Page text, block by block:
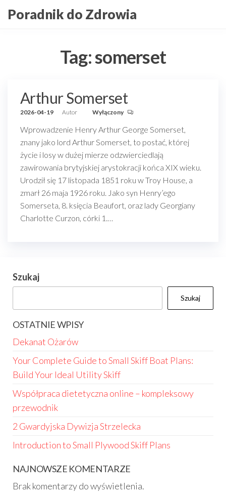
doPoradnik do Zdrowia
Tag:somerset
Arthur Somerset
2026-04-19 Autor Wyłączony
Wprowadzenie Henry Arthur George Somerset,
znany jako lord Arthur Somerset, to postać, której
życie i losy w dużej mierze odzwierciedlają
zawirowania brytyjskiej arystokracji końca XIX wieku.
Urodził się 17 listopada 1851 roku w Troy House, a
zmarł 26 maja 1926 roku. Jako syn Henry’ego
Somerseta, 8. księcia Beaufort, oraz lady Georgiany
Charlotte Curzon, córki 1.…
Szukaj
Szukaj
OSTATNIE WPISY
Dekanat Ożarów
Your Complete Guide to Small Skiff Boat Plans:
Build Your Ideal Utility Skiff
Współpraca dietetyczna online – kompleksowy
przewodnik
2 Gwardyjska Dywizja Strzelecka
Introduction to Small Plywood Skiff Plans
NAJNOWSZE KOMENTARZE
Brak komentarzy do wyświetlenia.